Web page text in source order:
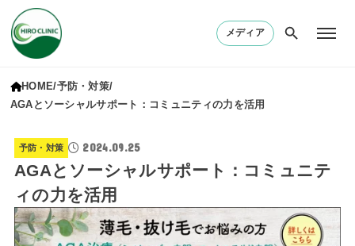
メディア
HOME 予防・対策
AGAとソーシャルサポート：コミュニティの力を活用
予防・対策 2024.09.25
AGAとソーシャルサポート：コミュニテ
ィの力を活用